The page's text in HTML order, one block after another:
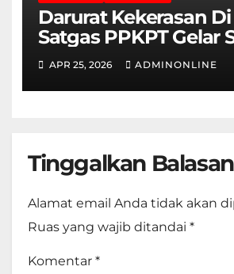
Darurat Kekerasan
Satgas PPKPT Gelar
Permendikbudristek
55/2024
APR 25, 2026 ADMINONLINE
Tinggalkan Balasan
Alamat email Anda tidak akan
Ruas yang wajib ditandai *
Komentar *